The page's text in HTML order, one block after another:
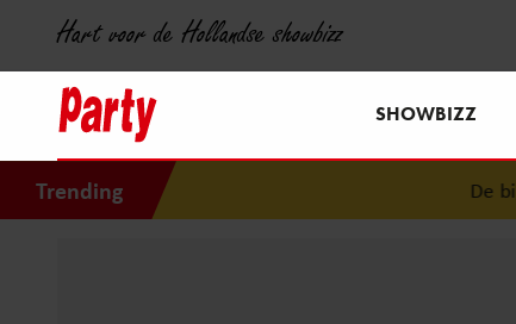
Hart voor de Hollandse showbizz
SHOWBIZZ
Trending De